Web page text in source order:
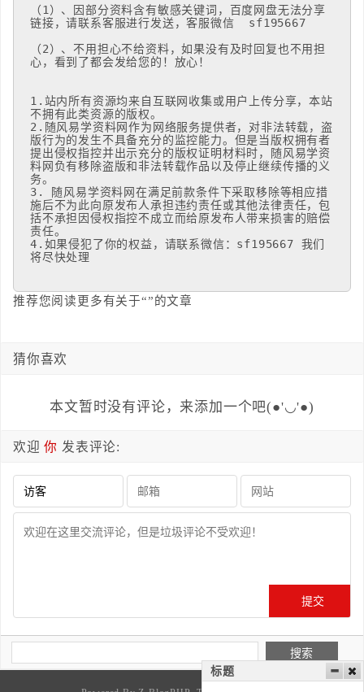
（1）、因部分资料含有敏感关键词，百度网盘无法分享
链接，请联系客服进行发送，客服微信  sf195667
（2）、不用担心不给资料，如果没有及时回复也不用担
心，看到了都会发给您的！放心！
1.站内所有资源均来自互联网收集或用户上传分享，本站
不拥有此类资源的版权。
2.随风易学资料网作为网络服务提供者，对非法转载，盗
版行为的发生不具备充分的监控能力。但是当版权拥有者
提出侵权指控并出示充分的版权证明材料时，随风易学资
料网负有移除盗版和非法转载作品以及停止继续传播的义
务。
3. 随风易学资料网在满足前款条件下采取移除等相应措
施后不为此向原发布人承担违约责任或其他法律责任，包
括不承担因侵权指控不成立而给原发布人带来损害的赔偿
责任。
4.如果侵犯了你的权益，请联系微信：sf195667 我们
将尽快处理
推荐您阅读更多有关于“”的文章
猜你喜欢
本文暂时没有评论，来添加一个吧(●'◡'●)
欢迎你 发表评论:
标题